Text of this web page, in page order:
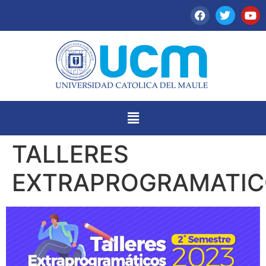
TALLERES